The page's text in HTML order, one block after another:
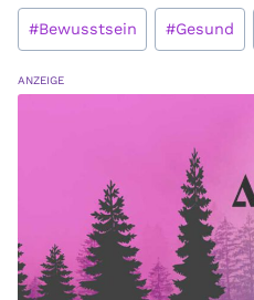
Schlagworte:
#Bewusstsein #Gesund
ANZEIGE